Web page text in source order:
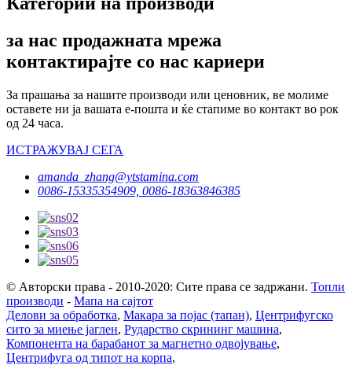
за нас продажната мрежа
контактирајте со нас кариери
За прашања за нашите производи или ценовник, ве молиме
оставете ни ја вашата е-пошта и ќе стапиме во контакт во рок
од 24 часа.
ИСТРАЖУВАЈ СЕГА
amanda_zhang@ytstamina.com
0086-15335354909, 0086-18363846385
© Авторски права - 2010-2020: Сите права се задржани. Топли
производи - Мапа на сајтот
Делови за обработка, Макара за појас (тапан), Центрифугско
сито за миење јаглен, Рударство скрининг машина,
Компонента на барабанот за магнетно одвојување,
Центрифуга од типот на корпа,